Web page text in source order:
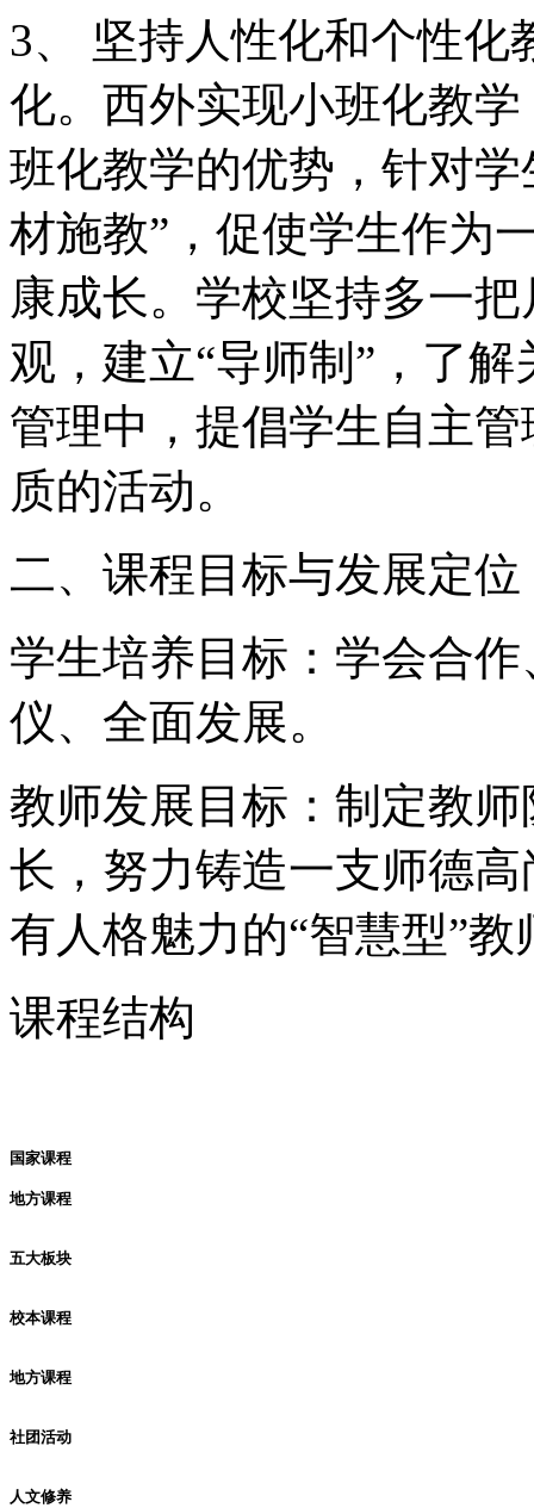
3、 坚持人性化和个性化
化。西外实现小班化教
班化教学的优势，针对
材施教”，促使学生作为
康成长。学校坚持多一
观，建立“导师制”，了
管理中，提倡学生自主
质的活动。
二、课程目标与发展定位
学生培养目标：学会合
仪、全面发展。
教师发展目标：制定教
长，努力铸造一支师德
有人格魅力的“智慧型”教
课程结构
国家课程
地方课程
五大板块
校本课程
地方课程
社团活动
人文修养